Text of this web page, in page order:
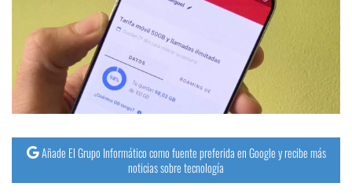
Añade El Grupo Informático como fuente preferida en Google y recibe más
noticias sobre tecnología